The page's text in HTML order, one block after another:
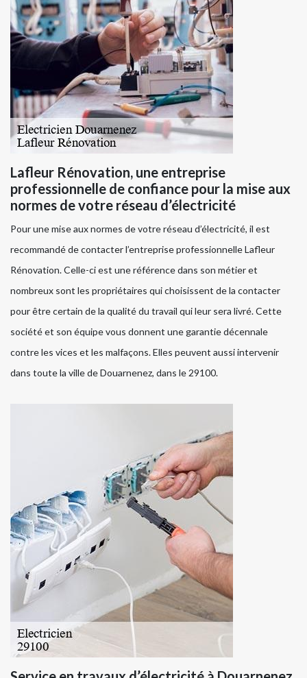
Lafleur Rénovation, une entreprise
professionnelle de confiance pour la mise aux
normes de votre réseau d’électricité
Pour une mise aux normes de votre réseau d’électricité, il est
recommandé de contacter l’entreprise professionnelle Lafleur
Rénovation. Celle-ci est une référence dans son métier et
nombreux sont les propriétaires qui choisissent de la contacter
pour être certain de la qualité du travail qui leur sera livré. Cette
société et son équipe vous donnent une garantie décennale
contre les vices et les malfaçons. Elles peuvent aussi intervenir
dans toute la ville de Douarnenez, dans le 29100.